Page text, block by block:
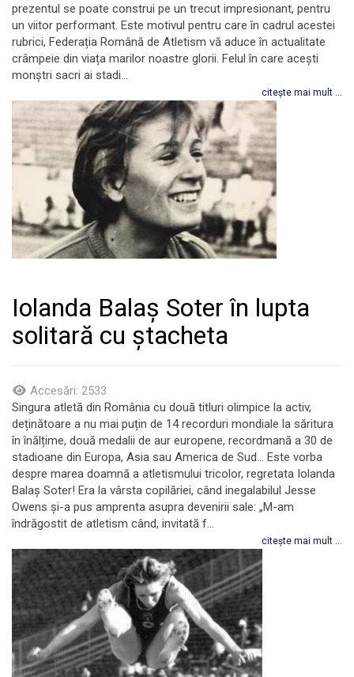
prezentul se poate construi pe un trecut impresionant, pentru
un viitor performant. Este motivul pentru care în cadrul acestei
rubrici, Federația Română de Atletism vă aduce în actualitate
crâmpeie din viața marilor noastre glorii. Felul în care acești
monștri sacri ai stadi...
citește mai mult ...
Iolanda Balaș Soter în lupta
solitară cu ștacheta
Accesări: 2533
Singura atletă din România cu două titluri olimpice la activ,
deținătoare a nu mai puțin de 14 recorduri mondiale la săritura
în înălțime, două medalii de aur europene, recordmană a 30 de
stadioane din Europa, Asia sau America de Sud… Este vorba
despre marea doamnă a atletismului tricolor, regretata Iolanda
Balaș Soter! Era la vârsta copilăriei, când inegalabilul Jesse
Owens și-a pus amprenta asupra devenirii sale: „M-am
îndrăgostit de atletism când, invitată f...
citește mai mult ...